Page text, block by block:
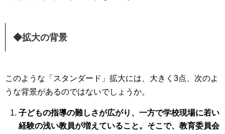
◆拡大の背景
このような「スタンダード」拡大には、大きく3点、次のよ
うな背景があるのではないでしょうか。
子どもの指導の難しさが広がり、一方で学校現場に若い
経験の浅い教員が増えていること。そこで、教育委員会